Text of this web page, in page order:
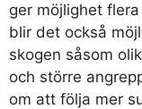
ger möjlighet
blir det också
skogen såsom
och större
om att följa mer